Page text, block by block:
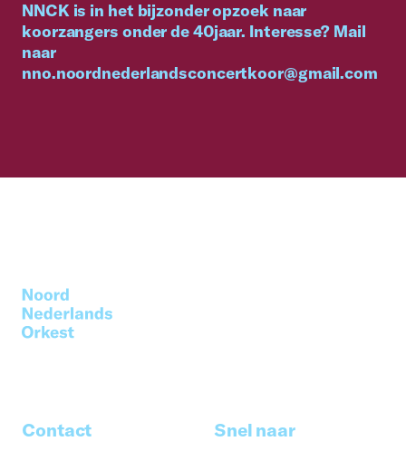
NNCK is in het bijzonder opzoek naar
koorzangers onder de 40jaar. Interesse? Mail
naar
nno.noordnederlandsconcertkoor@gmail.com
Contact Snel naar